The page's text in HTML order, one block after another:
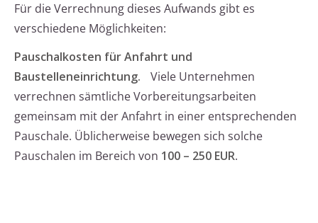
Für die Verrechnung dieses Aufwands gibt es
verschiedene Möglichkeiten:
Pauschalkosten für Anfahrt und
Baustelleneinrichtung.
Viele Unternehmen
verrechnen sämtliche Vorbereitungsarbeiten
gemeinsam mit der Anfahrt in einer entsprechenden
Pauschale. Üblicherweise bewegen sich solche
Pauschalen im Bereich von 100 – 250 EUR.